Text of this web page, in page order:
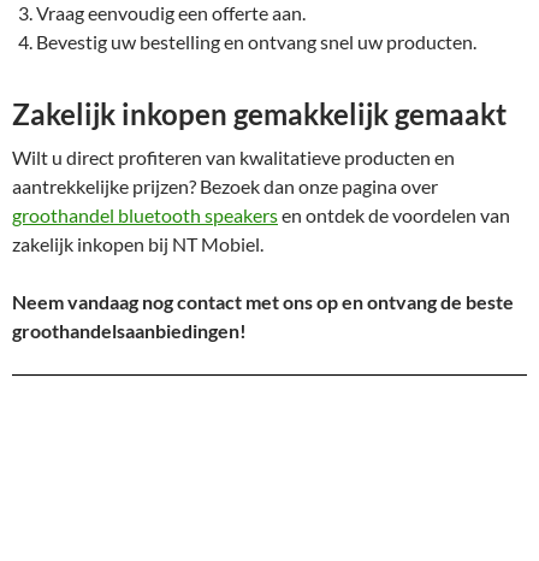
Vraag eenvoudig een offerte aan.
Bevestig uw bestelling en ontvang snel uw producten.
Zakelijk inkopen gemakkelijk gemaakt
Wilt u direct profiteren van kwalitatieve producten en
aantrekkelijke prijzen? Bezoek dan onze pagina over
groothandel bluetooth speakersen ontdek de voordelen van
zakelijk inkopen bij NT Mobiel.
Neem vandaag nog contact met ons op en ontvang de beste
groothandelsaanbiedingen!